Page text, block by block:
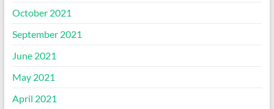
October 2021
September 2021
June 2021
May 2021
April 2021